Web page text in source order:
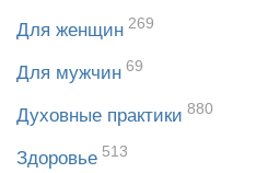
Для женщин 269
Для мужчин 69
Духовные практики 880
Здоровье 513